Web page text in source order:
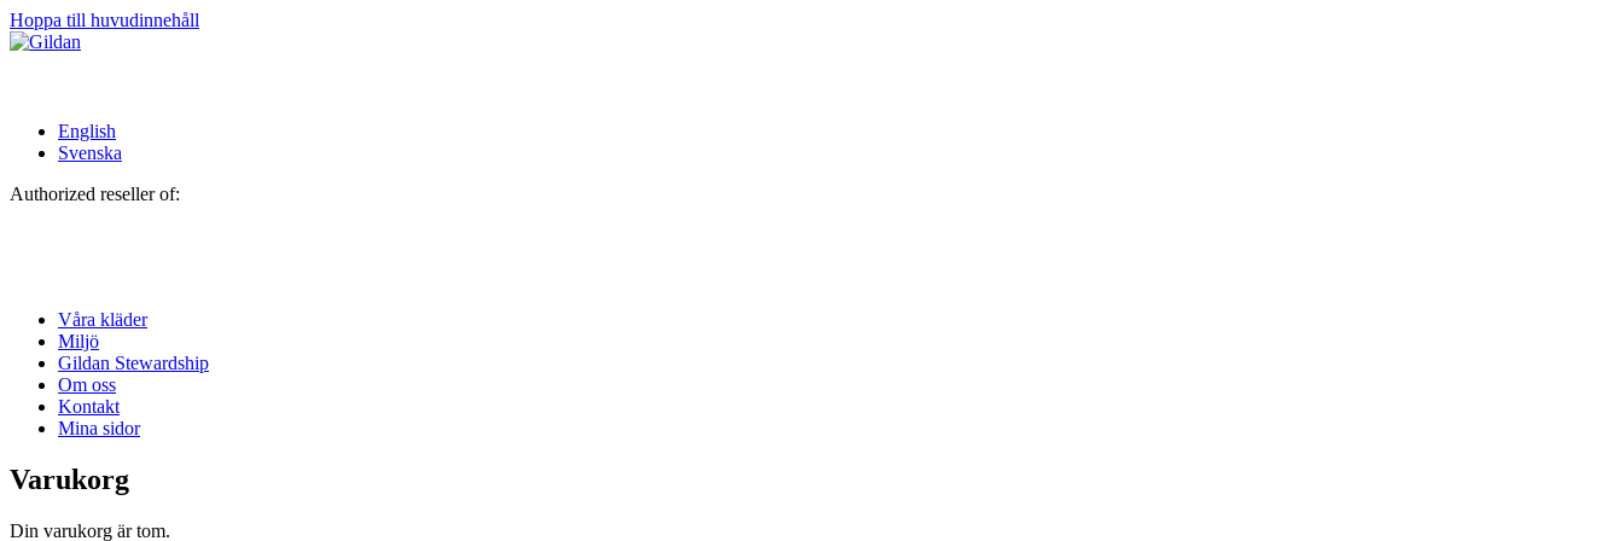
Hoppa till huvudinnehåll
English
Svenska
Authorized reseller of:
Våra kläder
Miljö
Gildan Stewardship
Om oss
Kontakt
Mina sidor
Varukorg
Din varukorg är tom.